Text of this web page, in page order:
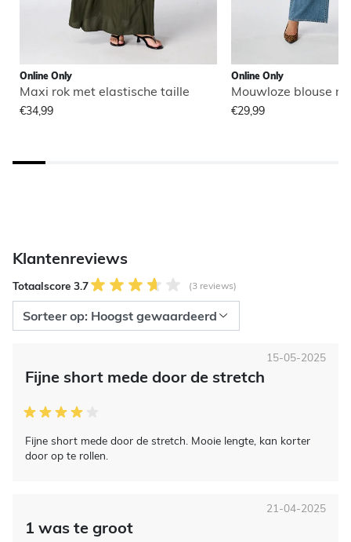
Online Only
Maxi rok met elastische taille
€34,99
Online Only
Mouwloze blouse
€29,99
Klantenreviews
Totaalscore 3.7 (3 reviews)
Fijne short mede door de stretch
Fijne short mede door de stretch. Mooie lengte, kan korter
door op te rollen.
15-05-2025
1 was te groot
21-04-2025